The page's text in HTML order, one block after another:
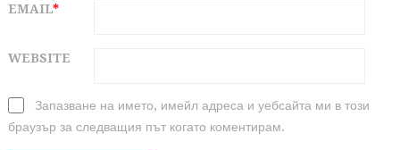
EMAIL*
WEBSITE
Запазване на името, имейл адреса и уебсайта ми в този
браузър за следващия път когато коментирам.